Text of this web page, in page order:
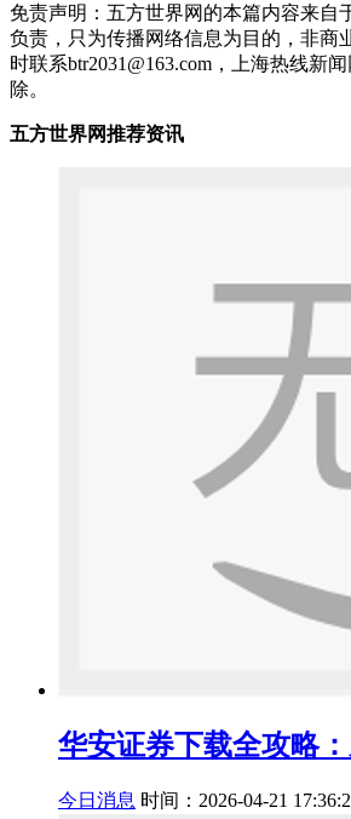
免责声明：五方世界网的本篇内容来自
负责，只为传播网络信息为目的，非商
时联系btr2031@163.com，上海热线新
除。
五方世界网推荐资讯
华安证券下载全攻略
今日消息 时间：2026-04-21